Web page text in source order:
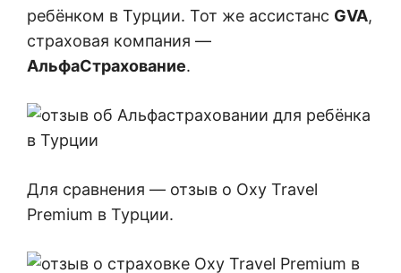
ребёнком в Турции. Тот же ассистанс GVA,
страховая компания —
АльфаСтрахование.
Для сравнения — отзыв о Oxy Travel
Premium в Турции.